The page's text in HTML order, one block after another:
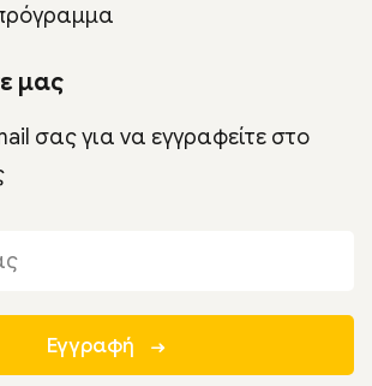
μας
σας για να εγγραφείτε στο
Εγγραφή